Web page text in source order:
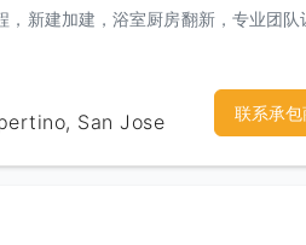
，新建加建，浴室厨房翻新，专业团队
San Jose
联系承包